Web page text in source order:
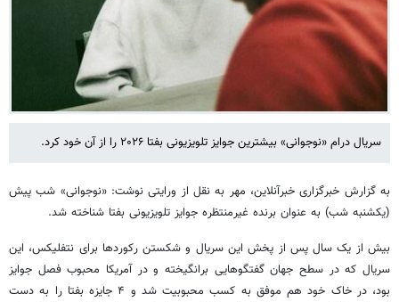
سریال درام «نوجوانی» بیشترین جوایز تلویزیونی بفتا ۲۰۲۶ را از آن خود کرد.
به گزارش خبرگزاری خبرآنلاین، مهر به نقل از ورایتی نوشت: «نوجوانی» شب پیش
(یکشنبه شب) به عنوان برنده غیرمنتظره جوایز تلویزیونی بفتا شناخته شد.
بیش از یک سال پس از پخش این سریال و شکستن رکوردها برای نتفلیکس، این
سریال که در سطح جهان گفتگوهایی برانگیخته و در آمریکا محبوب فصل جوایز
بود، در خاک خود هم موفق به کسب محبوبیت شد و ۴ جایزه بفتا را به دست